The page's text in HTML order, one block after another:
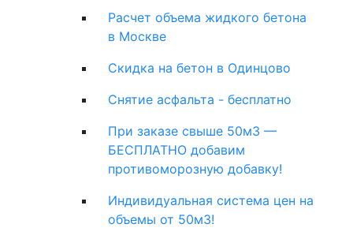
Расчет объема жидкого бетона
в Москве
Скидка на бетон в Одинцово
Снятие асфальта - бесплатно
При заказе свыше 50м3 —
БЕСПЛАТНО добавим
противоморозную добавку!
Индивидуальная система цен на
объемы от 50м3!